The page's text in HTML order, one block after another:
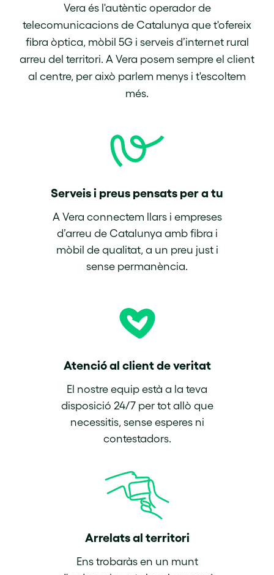
Vera és l'autèntic operador de
telecomunicacions de Catalunya que t'ofereix
fibra òptica, mòbil 5G i serveis d’internet rural
arreu del territori. A Vera posem sempre el client
al centre, per això parlem menys i t'escoltem
més.
Serveis i preus pensats per a tu
A Vera connectem llars i empreses
d’arreu de Catalunya amb fibra i
mòbil de qualitat, a un preu just i
sense permanència.
Atenció al client de veritat
El nostre equip està a la teva
disposició 24/7 per tot allò que
necessitis, sense esperes ni
contestadors.
Arrelats al territori
Ens trobaràs en un munt